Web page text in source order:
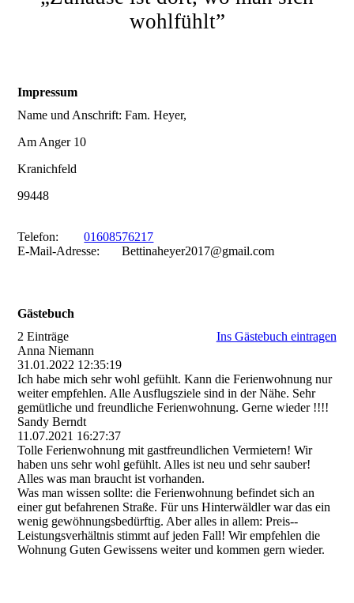
wohlfühlt”
Impressum
Name und Anschrift: Fam. Heyer,
Am Anger 10
Kranichfeld
99448
Telefon:01608576217
E-Mail-Adresse: Bettinaheyer2017@gmail.com
Gästebuch
2 Einträge
Ins Gästebuch eintragen
Anna Niemann
31.01.2022 12:35:19
Ich habe mich sehr wohl gefühlt. Kann die Ferienwohnung nur
weiter empfehlen. Alle Ausflugsziele sind in der Nähe. Sehr
gemütliche und freundliche Ferienwohnung. Gerne wieder !!!!
Sandy Berndt
11.07.2021 16:27:37
Tolle Ferienwohnung mit gastfreundlichen Vermietern! Wir
haben uns sehr wohl gefühlt. Alles ist neu und sehr sauber!
Alles was man braucht ist vorhanden.
Was man wissen sollte: die Ferienwohnung befindet sich an
einer gut befahrenen Straße. Für uns Hinterwäldler war das ein
wenig gewöhnungsbedürftig. Aber alles in allem: Preis-­
Leistungsverhä­ltnis stimmt auf jeden Fall! Wir empfehlen die
Wohnung Guten Gewissens weiter und kommen gern wieder.